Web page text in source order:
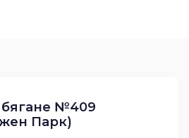
бягане №409
Парк)